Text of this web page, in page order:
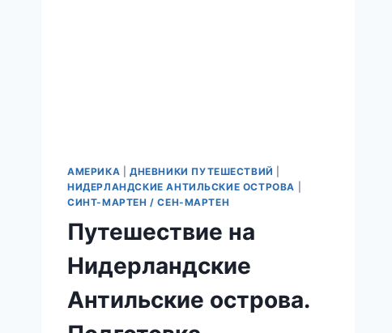
АМЕРИКА ДНЕВНИКИ ПУТЕШЕСТВИЙ
НИДЕРЛАНДСКИЕ АНТИЛЬСКИЕ ОСТРОВА
СИНТ-МАРТЕН / СЕН-МАРТЕН
Путешествие на
Нидерландские
Антильские острова.